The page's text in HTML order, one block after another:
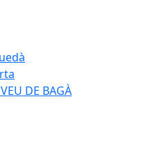
DE BAGÀ